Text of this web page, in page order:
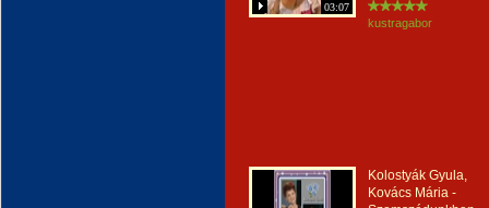
03:07
kustragabor
Kolostyák Gyula,
Kovács Mária -